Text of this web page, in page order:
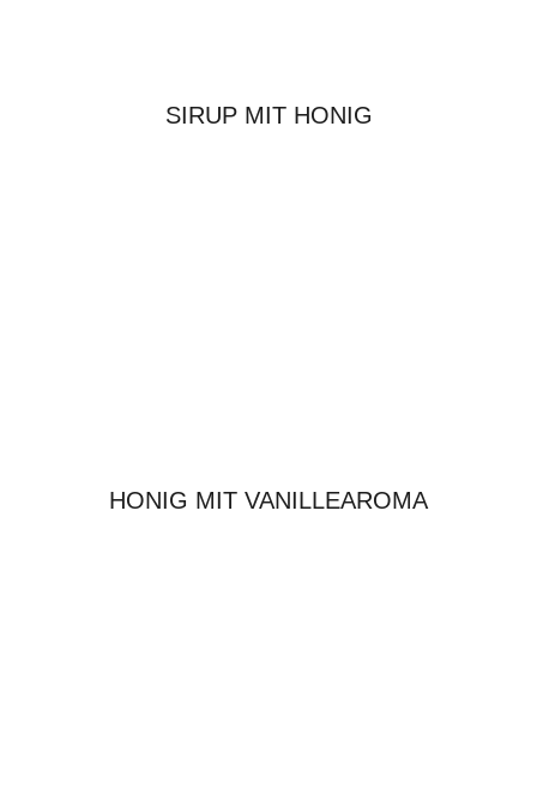
SIRUP MIT HONIG
HONIG MIT VANILLEAROMA